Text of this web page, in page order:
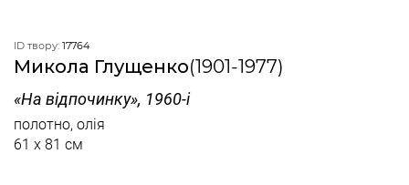
ID твору: 17764
Микола Глущенко(1901-1977)
«На відпочинку», 1960-і
полотно, олія
61 x 81 см